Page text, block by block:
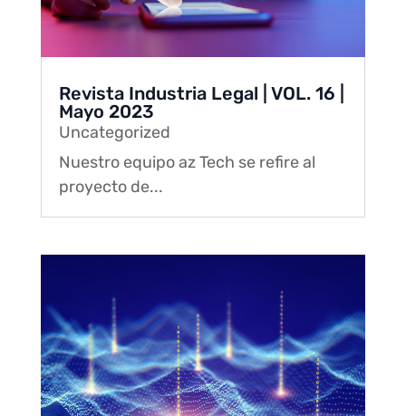
Revista Industria Legal | VOL. 16 |
Mayo 2023
Uncategorized
Nuestro equipo az Tech se refire al
proyecto de...